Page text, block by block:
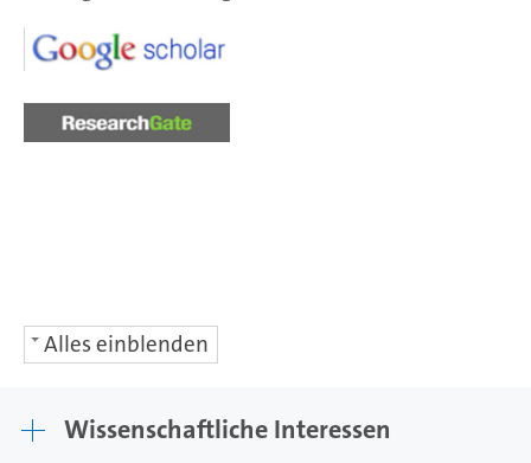
Alles einblenden
Wissenschaftliche Interessen